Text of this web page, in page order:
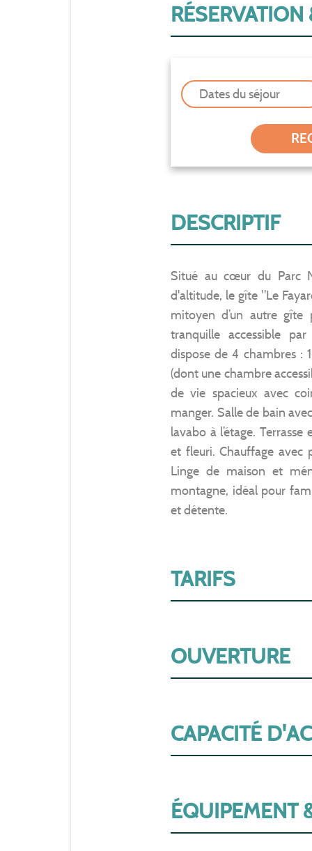
Dates du séjour
DESCRIPTIF
Situé au cœur du Parc
d'altitude, le gîte "Le
mitoyen d’un autre
tranquille accessible
dispose de 4 chambres :
(dont une chambre
de vie spacieux avec
manger. Salle de bain
lavabo à l’étage.
et fleuri. Chauffage avec
Linge de maison et
montagne, idéal pour
et détente.
TARIFS
OUVERTURE
CAPACITÉ
ÉQUIPEMENT